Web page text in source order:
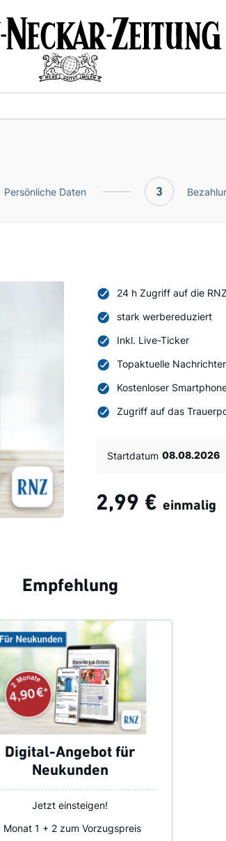
Persönliche Daten 3
24 h Zugriff auf die
stark werbereduziert
Inkl. Live-Ticker
Topaktuelle
Kostenloser
Zugriff auf das
Startdatum
einmalig
2,99 €
Empfehlung
Digital-Angebot für
Neukunden
Jetzt einsteigen!
Monat 1 + 2 zum Vorzugspreis